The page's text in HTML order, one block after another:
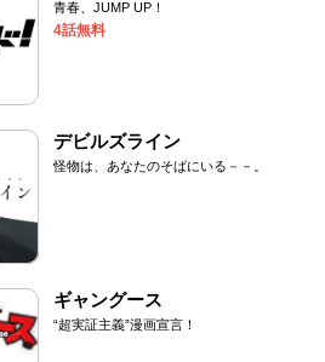
青春、JUMP UP！
4話無料
デビルズライン
怪物は、あなたのそばにいる－－。
ギャングース
“超実証主義”漫画宣言！